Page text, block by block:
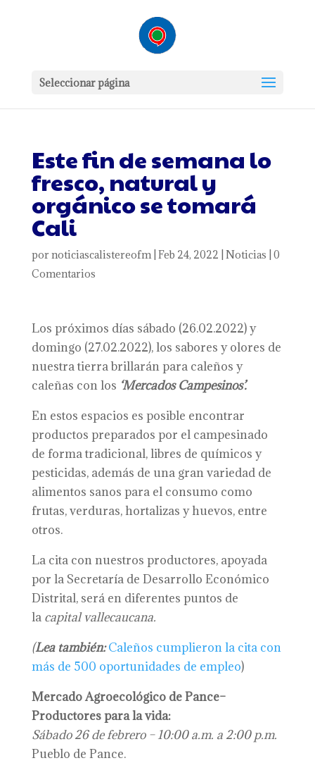
Seleccionar página
Este fin de semana lo
fresco, natural y
orgánico se tomará
Cali
por noticiascalistereofm| Feb 24, 2022 Noticias 0
Comentarios
Los próximos días sábado (26.02.2022) y
domingo (27.02.2022), los sabores y olores de
nuestra tierra brillarán para caleños y
caleñas con los ‘Mercados Campesinos’.
En estos espacios es posible encontrar
productos preparados por el campesinado
de forma tradicional, libres de químicos y
pesticidas, además de una gran variedad de
alimentos sanos para el consumo como
frutas, verduras, hortalizas y huevos, entre
otros.
La cita con nuestros productores, apoyada
por la Secretaría de Desarrollo Económico
Distrital, será en diferentes puntos de
la capital vallecaucana.
(Lea también: Caleños cumplieron la cita con
más de 500 oportunidades de empleo)
Mercado Agroecológico de Pance–
Productores para la vida:
Sábado 26 de febrero – 10:00 a.m. a 2:00 p.m.
Pueblo de Pance.